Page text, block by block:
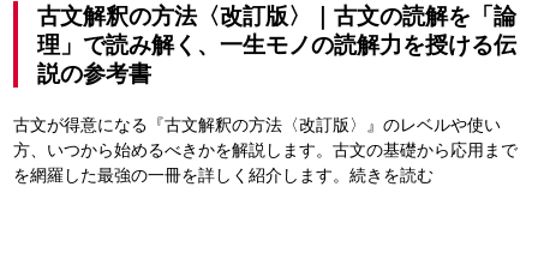
古文解釈の方法〈改訂版〉｜古文の読解を「論
理」で読み解く、一生モノの読解力を授ける伝
説の参考書
古文が得意になる『古文解釈の方法〈改訂版〉』のレベルや使い
方、いつから始めるべきかを解説します。古文の基礎から応用まで
を網羅した最強の一冊を詳しく紹介します。続きを読む